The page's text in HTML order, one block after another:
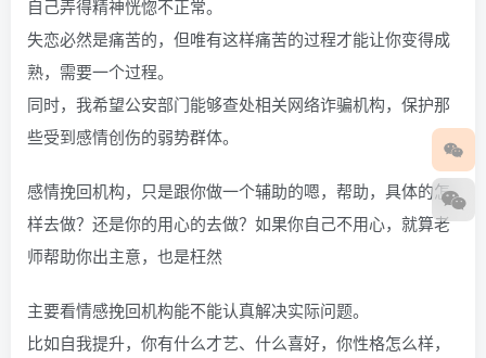
自己弄得精神恍惚不正常。
失恋必然是痛苦的，但唯有这样痛苦的过程才能让你变得成
熟，需要一个过程。
同时，我希望公安部门能够查处相关网络诈骗机构，保护那
些受到感情创伤的弱势群体。
感情挽回机构，只是跟你做一个辅助的嗯，帮助，具体的怎
样去做？还是你的用心的去做？如果你自己不用心，就算老
师帮助你出主意，也是枉然
主要看情感挽回机构能不能认真解决实际问题。
比如自我提升，你有什么才艺、什么喜好，你性格怎么样，